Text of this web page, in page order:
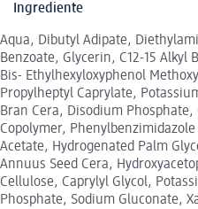
Ingrediente
Aqua, Dibutyl Adipate,
Benzoate, Glycerin, C12-15 Alkyl
Bis- Ethylhexyloxyphenol
Propylheptyl Caprylate,
Bran Cera, Disodium
Copolymer,
Acetate, Hydrogenated Palm
Annuus Seed Cera,
Cellulose, Caprylyl Glycol,
Phosphate, Sodium Gluconate,